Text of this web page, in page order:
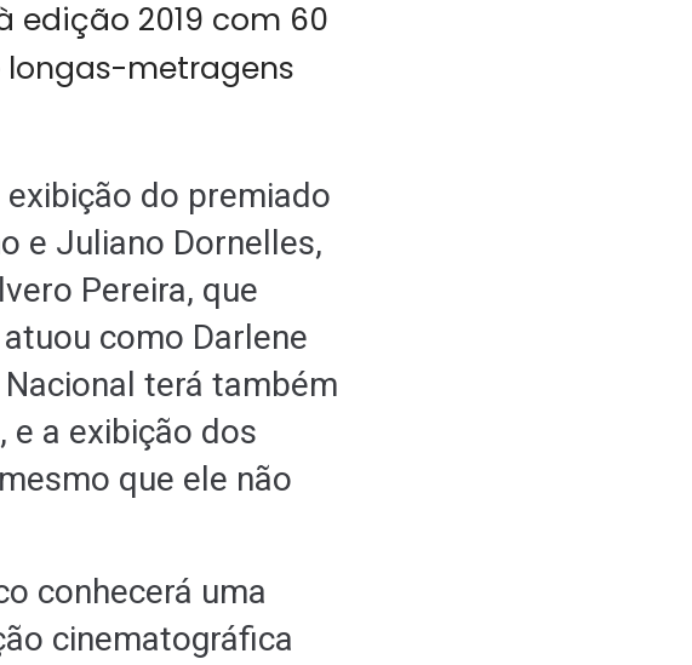
do premiado
e Juliano Dornelles,
Pereira, que
como Darlene
terá também
e a exibição dos
que ele não
conhecerá uma
cinematográfica